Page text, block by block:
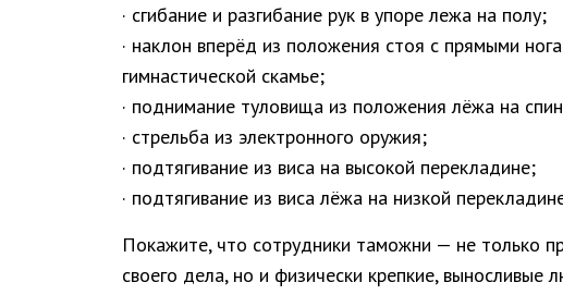
· сгибание и разгибание рук в упоре лежа на полу;
· наклон вперёд из положения стоя с прямыми
гимнастической скамье;
· поднимание туловища из положения лёжа на
· стрельба из электронного оружия;
· подтягивание из виса на высокой перекладине;
· подтягивание из виса лёжа на низкой
Покажите, что сотрудники таможни — не только
своего дела, но и физически крепкие, выносливые